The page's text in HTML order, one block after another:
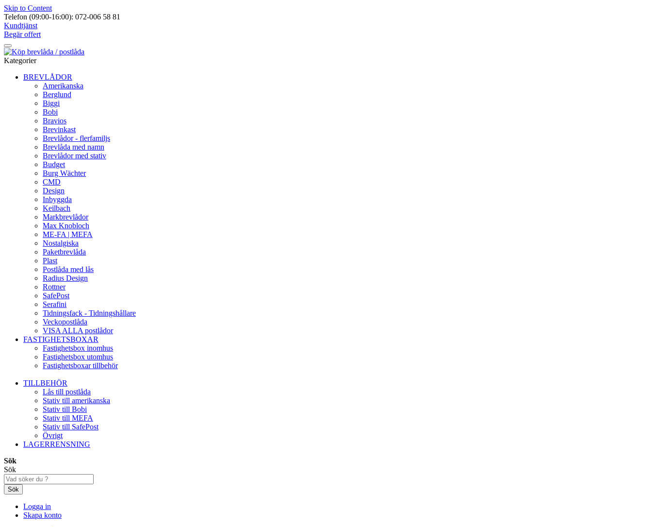
Skip to Content
Telefon (09:00-16:00): 072-006 58 81
Kundtjänst
Begär offert
Kategorier
BREVLÅDOR
Amerikanska
Berglund
Biggi
Bobi
Bravios
Brevinkast
Brevlådor - flerfamiljs
Brevlåda med namn
Brevlådor med stativ
Budget
Burg Wächter
CMD
Design
Inbyggda
Keilbach
Markbrevlådor
Max Knobloch
ME-FA | MEFA
Nostalgiska
Paketbrevlåda
Plast
Postlåda med lås
Radius Design
Rottner
SafePost
Serafini
Tidningsfack - Tidningshållare
Veckopostlåda
VISA ALLA postlådor
FASTIGHETSBOXAR
Fastighetsbox inomhus
Fastighetsbox utomhus
Fastighetsboxar tillbehör
TILLBEHÖR
Lås till postlåda
Stativ till amerikanska
Stativ till Bobi
Stativ till MEFA
Stativ till SafePost
Övrigt
LAGERRENSNING
Sök
Sök
Sök
Logga in
Skapa konto